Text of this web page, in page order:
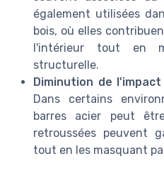
également utilisées
bois, où elles
l'intérieur tout en
structurelle.
Diminution de
Dans certains
barres acier peut
retroussées peuvent
tout en les masquant